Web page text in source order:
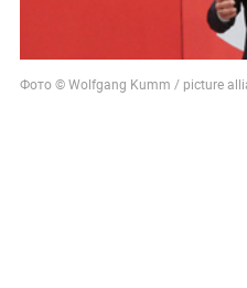
Фото © Wolfgang Kumm / picture